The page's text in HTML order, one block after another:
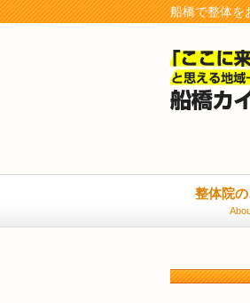
船橋で整体を
整体院